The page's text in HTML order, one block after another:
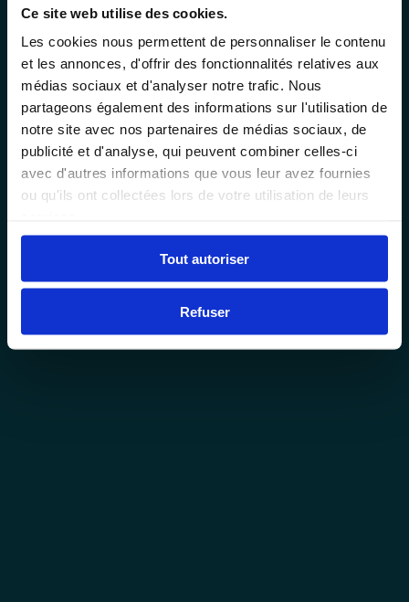
Ce site web utilise des cookies.
Les cookies nous permettent de personnaliser le contenu
et les annonces, d'offrir des fonctionnalités relatives aux
médias sociaux et d'analyser notre trafic. Nous
partageons également des informations sur l'utilisation de
notre site avec nos partenaires de médias sociaux, de
publicité et d'analyse, qui peuvent combiner celles-ci
avec d'autres informations que vous leur avez fournies
ou qu'ils ont collectées lors de votre utilisation de leurs
Tout autoriser
Refuser